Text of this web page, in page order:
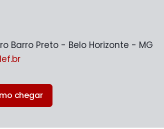
Barro Preto - Belo Horizonte - MG
chegar